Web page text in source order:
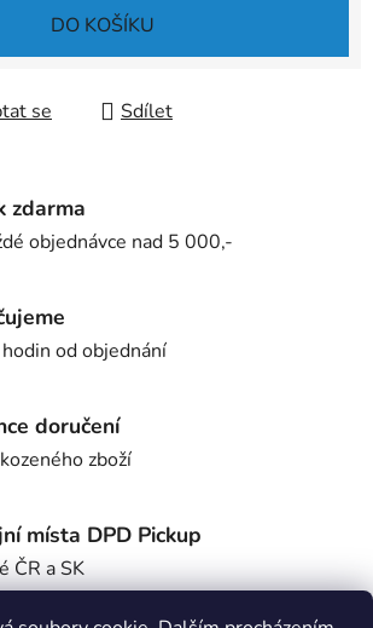
DO KOŠÍKU
se Sdílet
zdarma
objednávce nad 5 000,-
od objednání
doručení
zboží
místa DPD Pickup
ČR a SK